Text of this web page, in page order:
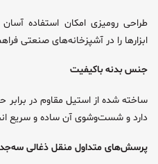
طراحی رومیزی امکان استفاده
ابزارها را در آشپزخانه‌های صنعتی
جنس بدنه باکیفیت
ساخته شده از استیل مقاوم در برابر
دارد و شست‌وشوی آن ساده و سریع
پرسش‌های متداول منقل ذغالی سه‌جداره